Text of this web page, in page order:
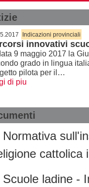
Indicazioni provinciali
innovativi
9 maggio 2017 la
grado in lingua
pilota per il…
di piu
Normativa
cattolica
Scuole ladine -